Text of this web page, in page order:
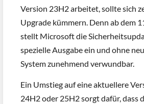
Version 23H2 arbeitet, sollte sich
Upgrade kümmern. Denn ab dem
stellt Microsoft die
spezielle Ausgabe ein und ohne
System zunehmend verwundbar.
Ein Umstieg auf eine aktuellere
24H2 oder 25H2 sorgt dafür, dass